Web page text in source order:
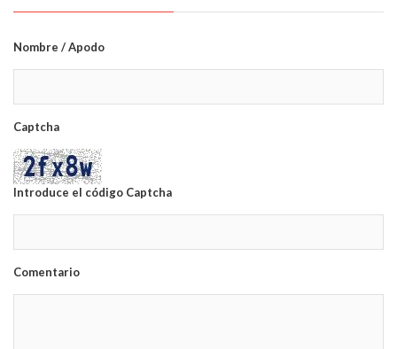
Nombre / Apodo
Captcha
Introduce el código Captcha
Comentario